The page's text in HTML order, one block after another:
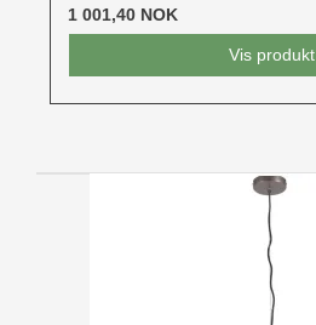
1 001,40 NOK
Vis produkt